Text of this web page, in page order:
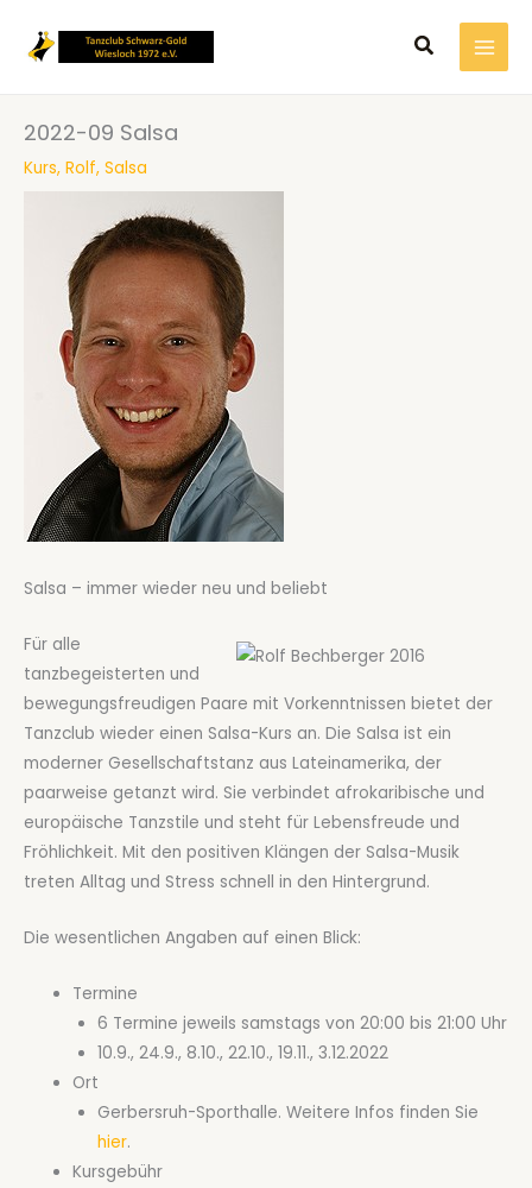
Inhalt
Suchen
2022-09 Salsa
Kurs, Rolf, Salsa
Salsa – immer wieder neu und beliebt
Für alle
tanzbegeisterten und
bewegungsfreudigen Paare mit Vorkenntnissen bietet der
Tanzclub wieder einen Salsa-Kurs an. Die Salsa ist ein
moderner Gesellschaftstanz aus Lateinamerika, der
paarweise getanzt wird. Sie verbindet afrokaribische und
europäische Tanzstile und steht für Lebensfreude und
Fröhlichkeit. Mit den positiven Klängen der Salsa-Musik
treten Alltag und Stress schnell in den Hintergrund.
Die wesentlichen Angaben auf einen Blick:
Termine
6 Termine jeweils samstags von 20:00 bis 21:00 Uhr
10.9., 24.9., 8.10., 22.10., 19.11., 3.12.2022
Ort
Gerbersruh-Sporthalle. Weitere Infos finden Sie
hier.
Kursgebühr